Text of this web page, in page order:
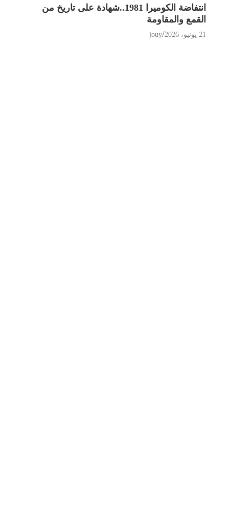
انتفاضة الكوميرا 1981..شهادة على تاريخ من
القمع والمقاومة
21 يونيو، 2026 jouy